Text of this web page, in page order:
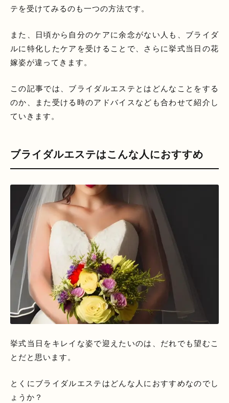
テを受けてみるのも一つの方法です。
また、日頃から自分のケアに余念がない人も、ブライダ
ルに特化したケアを受けることで、さらに挙式当日の花
嫁姿が違ってきます。
この記事では、ブライダルエステとはどんなことをする
のか、また受ける時のアドバイスなども合わせて紹介し
ていきます。
ブライダルエステはこんな人におすすめ
挙式当日をキレイな姿で迎えたいのは、だれでも望むこ
とだと思います。
とくにブライダルエステはどんな人におすすめなのでし
ょうか？